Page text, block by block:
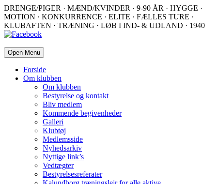
DRENGE/PIGER · MÆND/KVINDER · 9-90 ÅR · HYGGE ·
MOTION · KONKURRENCE · ELITE · FÆLLES TURE ·
KLUBAFTEN · TRÆNING · LØB I IND- & UDLAND · 1940
Open Menu
Forside
Om klubben
Om klubben
Bestyrelse og kontakt
Bliv medlem
Kommende begivenheder
Galleri
Klubtøj
Medlemsside
Nyhedsarkiv
Nyttige link’s
Vedtægter
Bestyrelsesreferater